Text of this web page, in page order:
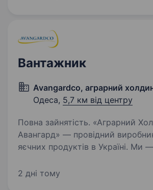
Вантажник
Avangardco, аграрний
Одеса, 5,7 км від центру
Повна зайнятість. «Аграрний Холдинг
Авангард» — провідний
яєчних продуктів в Україні. Ми
виробництвом і стабільною
2 дні тому